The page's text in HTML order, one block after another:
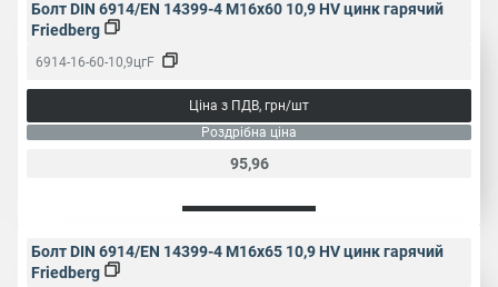
Болт DIN 6914/EN 14399-4 M16x60 10,9 HV цинк гарячий
Friedberg
6914-16-60-10,9цгF
Ціна з ПДВ, грн/шт
Роздрібна ціна
95,96
Болт DIN 6914/EN 14399-4 M16x65 10,9 HV цинк гарячий
Friedberg